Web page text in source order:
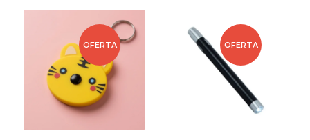
OFERTA OFERTA